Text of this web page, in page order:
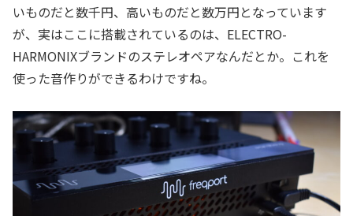
いものだと数千円、高いものだと数万円となっています
が、実はここに搭載されているのは、ELECTRO-
HARMONIXブランドのステレオペアなんだとか。これを
使った音作りができるわけですね。